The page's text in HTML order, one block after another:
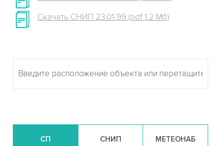
Скачать СНИП 23.01-99 (pdf 1.2 Мб)
СП СНИП МЕТЕОНАБ